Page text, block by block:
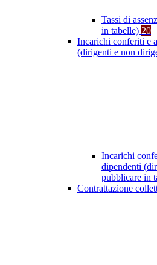
Tassi di
in tabelle) 20
Incarichi conferiti e
(dirigenti e non
Incarichi
dipendenti
pubblicare in
Contrattazione